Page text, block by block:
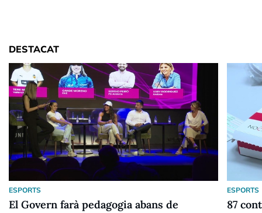
DESTACAT
ESPORTS
El Govern farà pedagogia abans de
ESPORTS
87